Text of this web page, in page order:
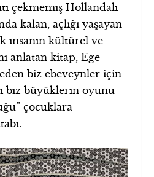
çekmemiş Hollandalı
kalan, açlığı yaşayan
insanın kültürel ve
anlatan kitap, Ege
biz ebeveynler için
biz büyüklerin oyunu
çocuklara